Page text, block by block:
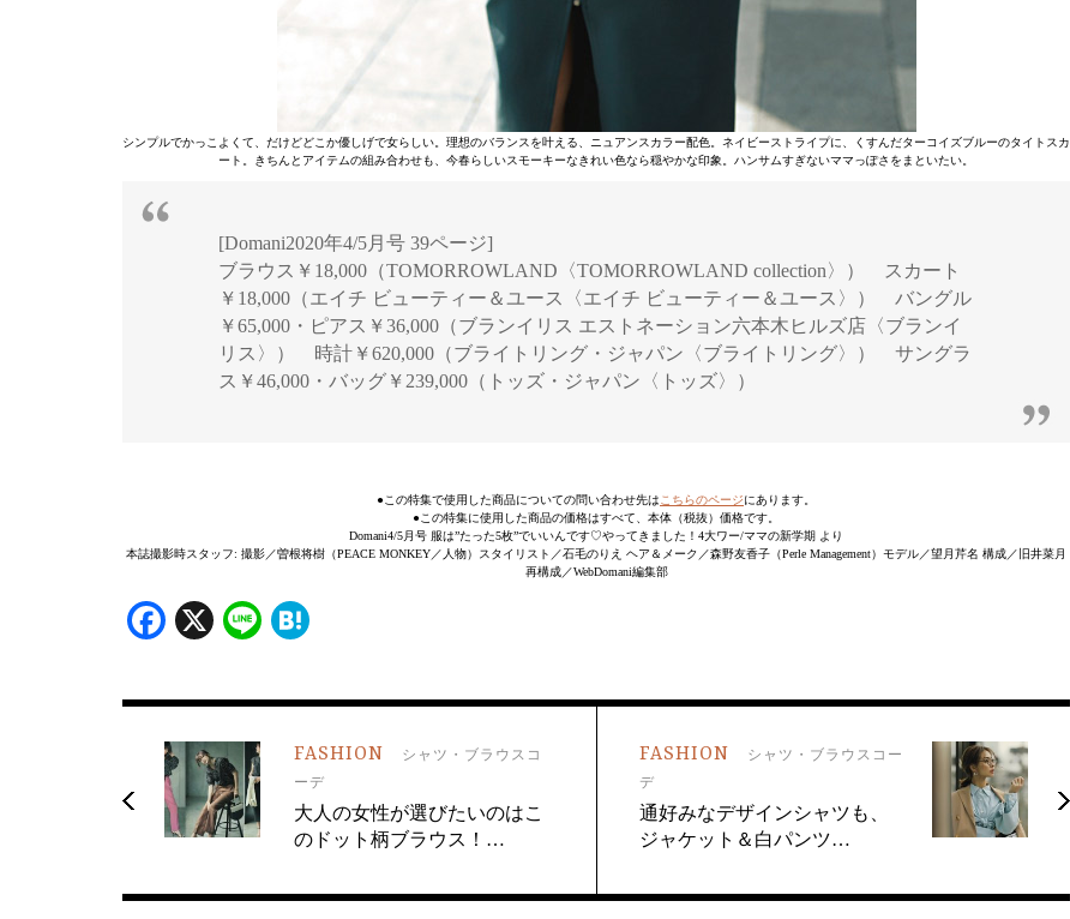
シンプルでかっこよくて、だけどどこか優しげで女らしい。理想のバランスを叶える、ニュアンスカラー配色。ネイビーストライプに、くすんだターコイズブルーのタイトスカ
ート。きちんとアイテムの組み合わせも、今春らしいスモーキーなきれい色なら穏やかな印象。ハンサムすぎないママっぽさをまといたい。
[Domani2020年4/5月号 39ページ]
ブラウス￥18,000（TOMORROWLAND〈TOMORROWLAND collection〉） スカート
￥18,000（エイチ ビューティー＆ユース〈エイチ ビューティー＆ユース〉） バングル
￥65,000・ピアス￥36,000（ブランイリス エストネーション六本木ヒルズ店〈ブランイ
リス〉） 時計￥620,000（ブライトリング・ジャパン〈ブライトリング〉） サングラ
ス￥46,000・バッグ￥239,000（トッズ・ジャパン〈トッズ〉）
●この特集で使用した商品についての問い合わせ先は こちらのページにあります。
●この特集に使用した商品の価格はすべて、本体（税抜）価格です。
Domani4/5月号 服は”たった5枚”でいいんです♡やってきました！4大ワー/ママの新学期 より
本誌撮影時スタッフ: 撮影／曽根将樹（PEACE MONKEY／人物）スタイリスト／石毛のりえ ヘア＆メーク／森野友香子（Perle Management）モデル／望月芹名 構成／旧井菜月
再構成／WebDomani編集部
Facebook
X Line
FASHION
シャツ・ブラウスコ
ーデ
大人の女性が選びたいのはこ
のドット柄ブラウス！…
FASHION
シャツ・ブラウスコー
デ
通好みなデザインシャツも、
ジャケット＆白パンツ…